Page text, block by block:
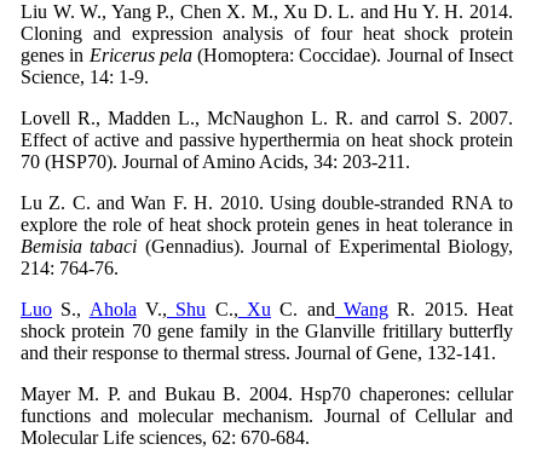
Liu W. W., Yang P., Chen X. M., Xu D. L. and Hu Y. H. 2014.
Cloning and expression analysis of four heat shock protein
genes in Ericerus pela(Homoptera: Coccidae). Journal of Insect
Science, 14: 1-9.
Lovell R., Madden L., McNaughon L. R. and carrol S. 2007.
Effect of active and passive hyperthermia on heat shock protein
70 (HSP70). Journal of Amino Acids, 34: 203-211.
Lu Z. C. and Wan F. H. 2010. Using double-stranded RNA to
explore the role of heat shock protein genes in heat tolerance in
Bemisia tabaci (Gennadius). Journal of Experimental Biology,
214: 764-76.
Luo S., Ahola V., Shu C., Xu C. and Wang R. 2015. Heat
shock protein 70 gene family in the Glanville fritillary butterfly
and their response to thermal stress. Journal of Gene, 132-141.
Mayer M. P. and Bukau B. 2004. Hsp70 chaperones: cellular
functions and molecular mechanism. Journal of Cellular and
Molecular Life sciences, 62: 670-684.